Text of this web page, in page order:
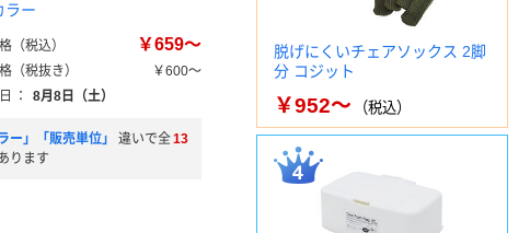
ラー
（税込） ￥659～
（税抜き）
￥600～
： 8月8日（土）
ー」「販売単位」 違いで全13
ります
脱げにくいチェアソックス 2脚
分 コジット
￥952～ （税込）